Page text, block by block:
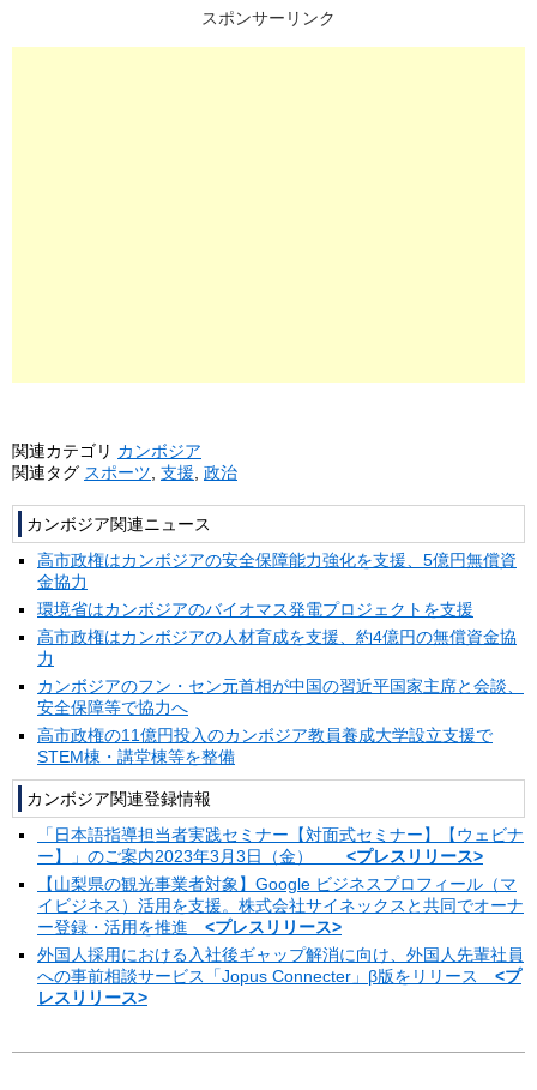
スポンサーリンク
関連カテゴリ カンボジア
関連タグ スポーツ 支援 政治
カンボジア関連ニュース
高市政権はカンボジアの安全保障能力強化を支援、5億円無償資
金協力
環境省はカンボジアのバイオマス発電プロジェクトを支援
高市政権はカンボジアの人材育成を支援、約4億円の無償資金協
力
カンボジアのフン・セン元首相が中国の習近平国家主席と会談、
安全保障等で協力へ
高市政権の11億円投入のカンボジア教員養成大学設立支援で
STEM棟・講堂棟等を整備
カンボジア関連登録情報
「日本語指導担当者実践セミナー【対面式セミナー】【ウェビナ
ー】」のご案内2023年3月3日（金） <プレスリリース>
【山梨県の観光事業者対象】Google ビジネスプロフィール（マ
イビジネス）活用を支援。株式会社サイネックスと共同でオーナ
ー登録・活用を推進 <プレスリリース>
外国人採用における入社後ギャップ解消に向け、外国人先輩社員
への事前相談サービス「Jopus Connecter」β版をリリース <プ
レスリリース>